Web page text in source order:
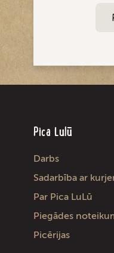
Pica Lulū
Darbs
Sadarbība ar
Par Pica LuLū
Piegādes
Picērijas